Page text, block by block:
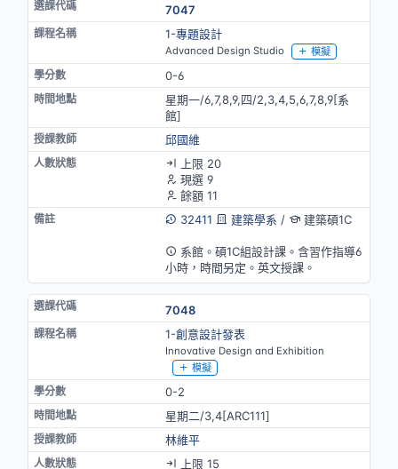
7047
1-專題設計
Advanced Design Studio 模擬
0-6
星期一/6,7,8,9,四/2,3,4,5,6,7,8,9[系
館]
邱國維
上限 20
現選 9
餘額 11
32411
建築學系 / 建築碩1C
系館。碩1C組設計課。含習作指導6
小時，時間另定。英文授課。
7048
1-創意設計發表
Innovative Design and Exhibition
模擬
0-2
星期二/3,4[ARC111]
林維平
上限 15